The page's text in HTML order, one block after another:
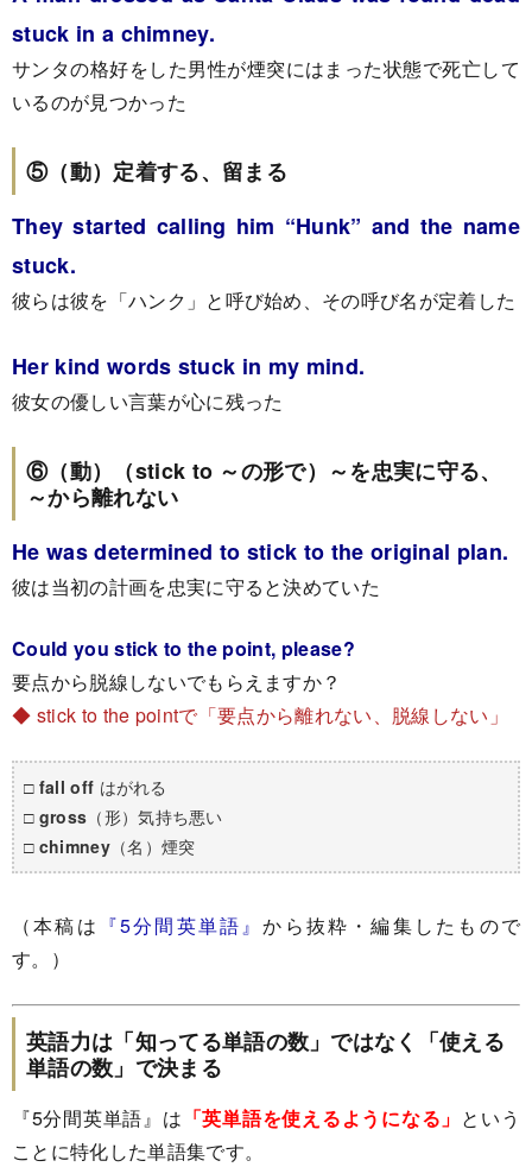
stuck in a chimney.
サンタの格好をした男性が煙突にはまった状態で死亡して
いるのが見つかった
⑤（動）定着する、留まる
They started calling him “Hunk” and the name
stuck.
彼らは彼を「ハンク」と呼び始め、その呼び名が定着した
Her kind words stuck in my mind.
彼女の優しい言葉が心に残った
⑥（動）（stick to ～の形で）～を忠実に守る、
～から離れない
He was determined to stick to the original plan.
彼は当初の計画を忠実に守ると決めていた
Could you stick to the point, please?
要点から脱線しないでもらえますか？
◆ stick to the pointで「要点から離れない、脱線しない」
□ fall off はがれる
□ gross （形）気持ち悪い
□ chimney（名）煙突
（本稿は 『5分間英単語』から抜粋・編集したもので
す。）
英語力は「知ってる単語の数」ではなく「使える
単語の数」で決まる
『5分間英単語』は 「英単語を使えるようになる」 という
ことに特化した単語集です。